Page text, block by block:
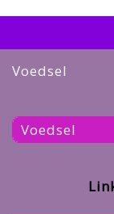
Voedsel
Voedsel